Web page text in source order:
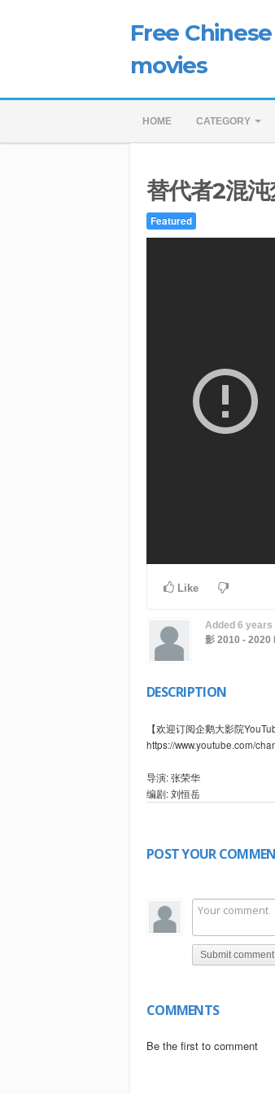
Free Chinese
movies
HOME CATEGORY
替代者2混沌
Featured
Like
Added 6 years
影 2010 - 2020
DESCRIPTION
【欢迎订阅企鹅大影院
https://www.youtube.com/
导演: 张荣华
编剧: 刘恒岳
剧情简介：主人公穆夏是一
POST YOUR
Submit comment
COMMENTS
Be the first to comment